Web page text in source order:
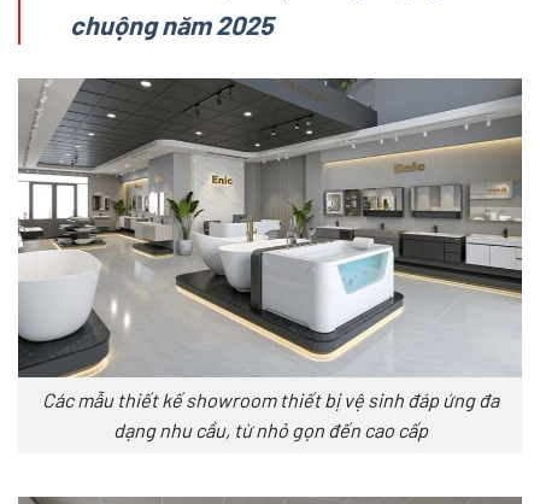
chuộng năm 2025
Các mẫu thiết kế showroom thiết bị vệ sinh đáp ứng đa
dạng nhu cầu, từ nhỏ gọn đến cao cấp